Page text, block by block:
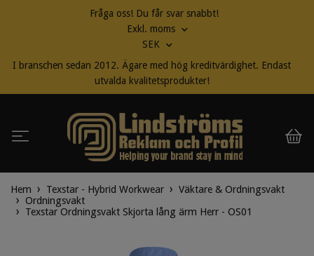
Fråga oss! Du får svar snabbt!
Exkl. moms
SEK
I branschen sedan 2012. Ägare med hög kreditvärdighet. Endast
utvalda kvalitetsprodukter!
Hem Texstar - Hybrid Workwear
Väktare & Ordningsvakt
Ordningsvakt
Texstar Ordningsvakt Skjorta lång ärm Herr - OS01